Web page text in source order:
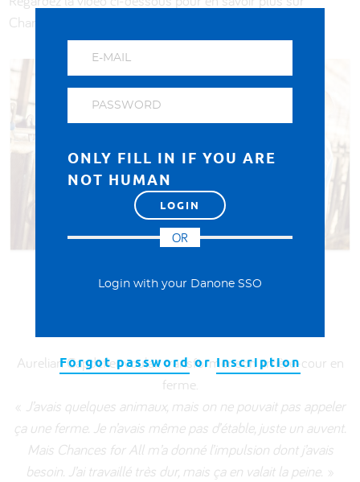
Chances for All en Roumanie.
Une vie meilleure
Aurelian Capdefier voulait transformer son arrière-cour en
ferme.
« J’avais quelques animaux, mais on ne pouvait pas appeler
ça une ferme. Je n’avais même pas d’étable, juste un auvent.
Mais Chances for All m’a donné l’impulsion dont j’avais
besoin. J’ai travaillé très dur, mais ça en valait la peine. »
ONLY FILL IN IF YOU ARE
NOT HUMAN
OR
Login with your Danone SSO
Forgot passwordorInscription